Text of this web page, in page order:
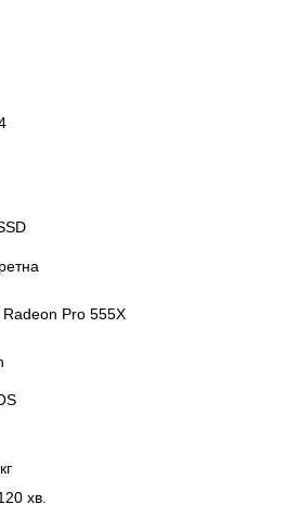
гарантії на
відповідну позицію з розділу
товаром.
тести та технічні звіти
Intel Core i7-8750H
AMD Radeon Pro 555X
Radeon Pro 555X
хв.